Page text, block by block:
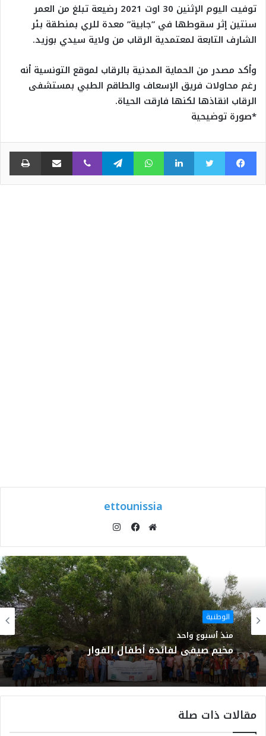
توفيت اليوم الإثنين 30 اوت 2021 رضيعة تبلغ من العمر
سنتين إثر سقوطها في ”جابية” معدة للري بمنطقة بئر
الشارف التابعة لمعتمدية الرقاب من ولاية سيدي بوزيد.
وأكد مصدر من الحماية المدنية بالرقاب لموقع التونسية أنه
رغم محاولات فريق الإسعاف والطاقم الطبي بمستشفى
الرقاب انقاذها لكنها فارقت الحياة.
*صورة توضيحية
فيسبوكتويتر لينكدإنواتساب تيلقرام ڤايبر مشاركة عبر البريد
ettounissia
الويب
الوطنية
منذ أسبوع واحد
مخيم صيفي لفائدة أطفال الفوار
مقالات ذات صلة